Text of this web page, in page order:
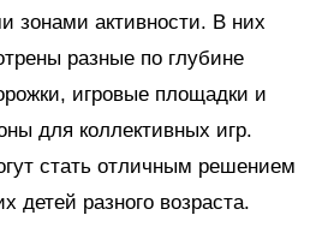
зонами активности. В них
разные по глубине
игровые площадки и
для коллективных игр.
стать отличным решением
детей разного возраста.